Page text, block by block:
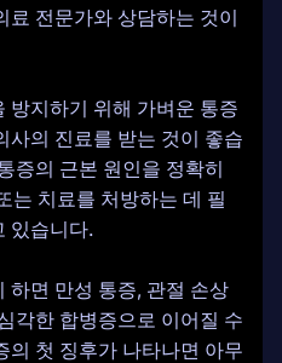
료 전문가와 상담하는 것이
방지하기 위해 가벼운 통증
사의 진료를 받는 것이 좋습
증의 근본 원인을 정확히
는 치료를 처방하는 데 필
있습니다.
하면 만성 통증, 관절 손상
각한 합병증으로 이어질 수
의 첫 징후가 나타나면 아무